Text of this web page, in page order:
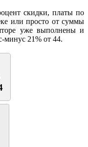
скидки, платы по
или просто от суммы
уже выполнены и
минус 21% от 44.